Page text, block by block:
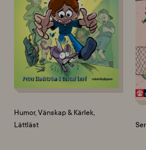
Humor, Vänskap & Kärlek,
Lättläst